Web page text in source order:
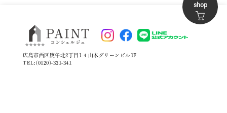
広島市西区庚午北2丁目1-4 山木グリーンビル1F
TEL:(0120)-331-341
shop